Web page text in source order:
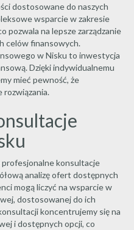
dostosowane do naszych
wsparcie w zakresie
pozwala na lepsze zarządzanie
celów finansowych.
w Nisku to inwestycja
Dzięki indywidualnemu
mieć pewność, że
rozwiązania.
konsultacje
analizę ofert dostępnych
mogą liczyć na wsparcie w
dostosowanej do ich
koncentrujemy się na
i dostępnych opcji, co